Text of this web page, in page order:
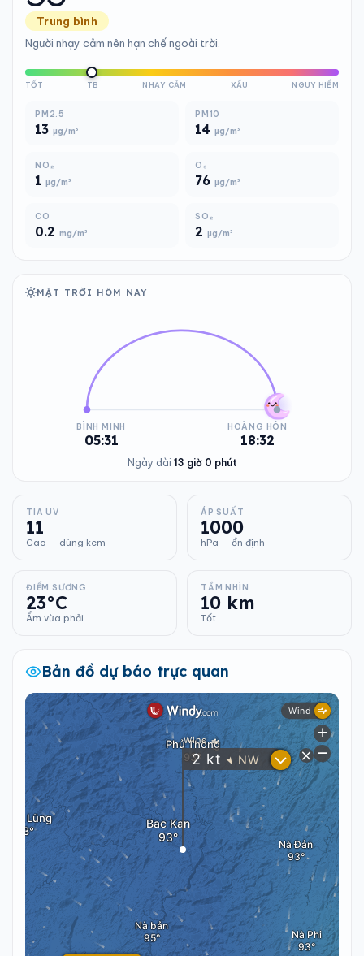
Trung bình
Người nhạy cảm nên hạn chế ngoài trời.
TỐT TB NHẠY CẢM XẤU NGUY HIỂM
PM2.5
13 µg/m³
PM10
14 µg/m³
NO₂
1 µg/m³
O₃
76 µg/m³
CO
0.2 mg/m³
SO₂
2 µg/m³
MẶT TRỜI HÔM NAY
BÌNH MINH
05:31
HOÀNG HÔN
18:32
Ngày dài 13 giờ 0 phút
TIA UV
11
Cao — dùng kem
ÁP SUẤT
1000
hPa — ổn định
ĐIỂM SƯƠNG
23°C
Ẩm vừa phải
TẦM NHÌN
10 km
Tốt
Bản đồ dự báo trực quan